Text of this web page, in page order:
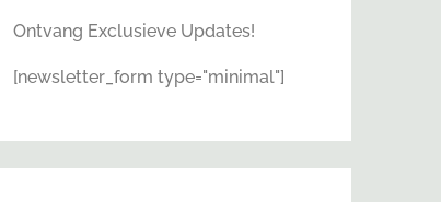
Ontvang Exclusieve Updates!
[newsletter_form type="minimal"]